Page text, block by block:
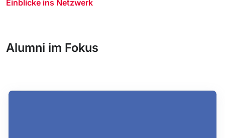
Einblicke ins Netzwerk
Alumni im Fokus